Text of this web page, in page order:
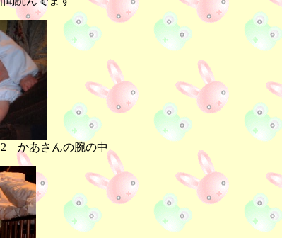
かあさんの腕の中